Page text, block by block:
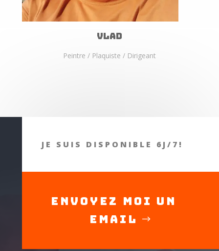
Vlad
Peintre / Plaquiste / Dirigeant
JE SUIS DISPONIBLE 6J/7!
Envoyez moi un
Email